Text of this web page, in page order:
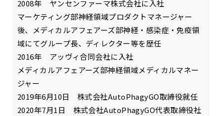
2008年 ヤンセンファーマ株式会社に入社
マーケティング部神経領域プロダクトマネージャー
後、メディカルアフェアーズ部神経・感染症・免疫領
域にてグループ長、ディレクター等を歴任
2016年 アッヴィ合同会社に入社
メディカルアフェアーズ部神経領域メディカルマネー
ジャー
2019年6月10日 株式会社AutoPhagyGO取締役就任
2020年7月1日 株式会社AutoPhagyGO代表取締役社